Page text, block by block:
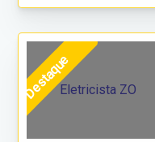
Destaque